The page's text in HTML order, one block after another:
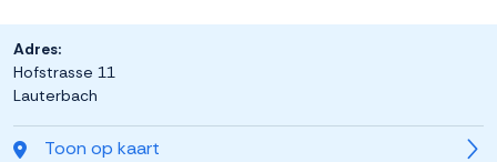
Toon op kaart
Adres:
Hofstrasse 11
Lauterbach